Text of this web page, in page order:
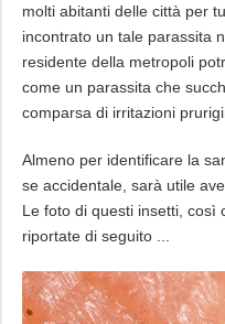
molti abitanti delle città per
incontrato un tale parassita
residente della metropoli
come un parassita che
comparsa di irritazioni
Almeno per identificare la
se accidentale, sarà utile
Le foto di questi insetti, così
riportate di seguito ...